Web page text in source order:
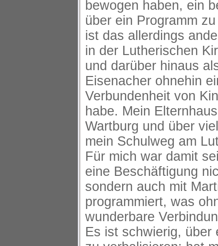
bewogen haben, ein
über ein Programm
ist das allerdings
in der Lutherischen
und darüber hinaus
Eisenacher ohnehin
Verbundenheit von
habe. Mein
Wartburg und über
mein Schulweg am
Für mich war damit
eine Beschäftigung
sondern auch mit
programmiert, was
wunderbare
Es ist schwierig, über